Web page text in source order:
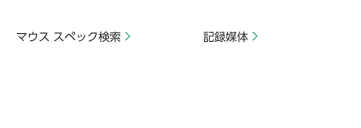
マウス スペック検索 記録媒体